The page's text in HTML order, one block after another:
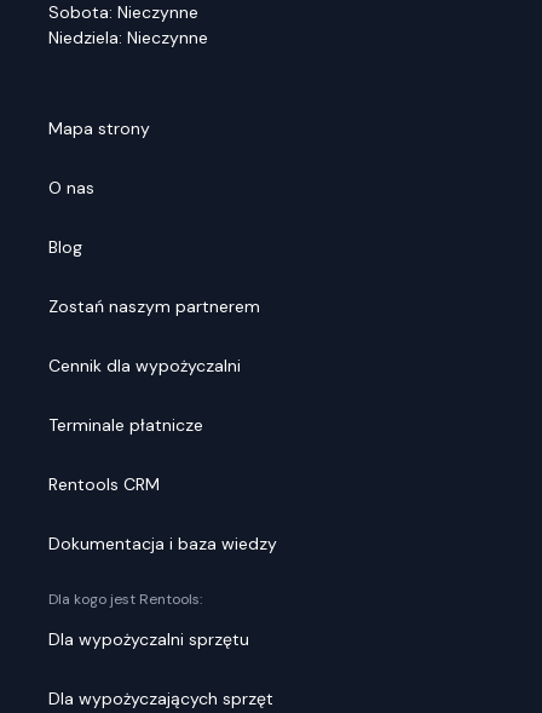
Sobota: Nieczynne
Niedziela: Nieczynne
Mapa strony
O nas
Blog
Zostań naszym partnerem
Cennik dla wypożyczalni
Terminale płatnicze
Rentools CRM
Dokumentacja i baza wiedzy
Dla kogo jest Rentools:
Dla wypożyczalni sprzętu
Dla wypożyczających sprzęt